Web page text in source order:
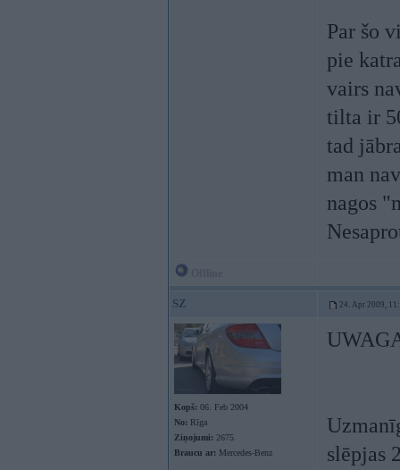
Par šo
pie
vairs
tilta ir
tad
man
nagos
SZ 24. Apr 2009,
Kopš: 06. Feb 2004
No: Rīga
Ziņojumi: 2675
Braucu ar: Mercedes-Benz
slēpjas